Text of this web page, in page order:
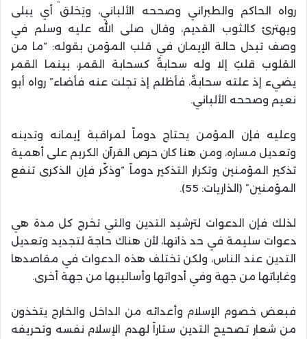
رواه الحاكم والطبراني وصححه الألباني، ويَخلق أي يبلى
ويهترئ كالثوب القديم، وقال صلى الله عليه وسلم في
وصف تبدل حالة الإيمان في قلب المؤمن بقوله: “ما من
القلوب قلبٌ إلا وله سحابةٌ كسحابة القمر، بينما القمر
يضيء إذ علته سحابةٌ، فأظلم إذ تجلت عنه فأضاء” رواه أبو
نعيم وصححه الألباني.
وعليه فإن المؤمن يحتاج دوماً لمراقبة إيمانه وتدينه
وتعديل مساره، ومن هنا كان حرص القرآن الكريم على أهمية
تذكير المؤمنين وتكرار التذكير دوماً “وذكّر فإن الذكرى تنفع
المؤمنين” (الذاريات: 55).
لذلك فإن الدعوات لترشيد التدين والتي تخرج كل مدة هي
دعوات سليمة في حد ذاتها، لأن هناك حاجة لتجديد وتعديل
التدين عند الناس، ولكن تختلف هذه الدعوات في مقاصدها
وغاياتها من جهة وفي أدواتها وأساليبها من جهة أخرى.
فبعض خصوم الإسلام وأعدائه من الداخل والخارج يتخذون
من شعار تصحيح التدين ستاراً لهدم الإسلام نفسه وتحريفه